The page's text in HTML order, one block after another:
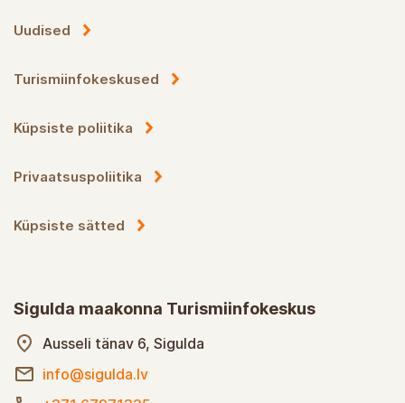
Uudised
Turismiinfokeskused
Küpsiste poliitika
Privaatsuspoliitika
Küpsiste sätted
Sigulda maakonna Turismiinfokeskus
Ausseli tänav 6, Sigulda
info@sigulda.lv